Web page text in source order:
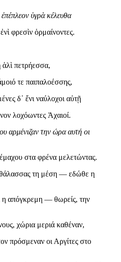
ὑγρὰ κέλευθα
φρεσὶν ὁρμαίνοντες.
ἁλὶ πετρήεσσα,
τε παιπαλοέσσης,
δ᾽ ἔνι ναύλοχοι αὐτῇ
λοχόωντες Ἀχαιοί.
αρμένιζαν την ώρα αυτή οι
στα φρένα μελετώντας.
τη μέση — εδώθε η
η απόγκρεμη — θωρείς, την
χώρια μεριά καθέναν,
πρόσμεναν οι Αργίτες στο